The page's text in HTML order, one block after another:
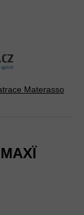
Materasso